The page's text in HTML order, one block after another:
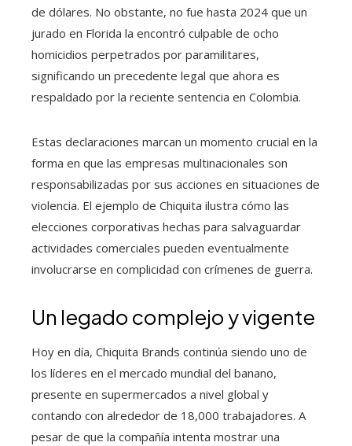
de dólares. No obstante, no fue hasta 2024 que un
jurado en Florida la encontró culpable de ocho
homicidios perpetrados por paramilitares,
significando un precedente legal que ahora es
respaldado por la reciente sentencia en Colombia.
Estas declaraciones marcan un momento crucial en la
forma en que las empresas multinacionales son
responsabilizadas por sus acciones en situaciones de
violencia. El ejemplo de Chiquita ilustra cómo las
elecciones corporativas hechas para salvaguardar
actividades comerciales pueden eventualmente
involucrarse en complicidad con crímenes de guerra.
Un legado complejo y vigente
Hoy en día, Chiquita Brands continúa siendo uno de
los líderes en el mercado mundial del banano,
presente en supermercados a nivel global y
contando con alrededor de 18,000 trabajadores. A
pesar de que la compañía intenta mostrar una